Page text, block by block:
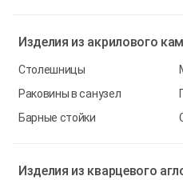
Изделия из акрилового
Столешницы
Раковины в санузел
Барные стойки
Изделия из кварцевого